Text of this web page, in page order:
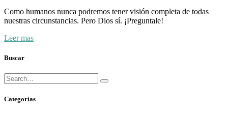
Como humanos nunca podremos tener visión completa de todas
nuestras circunstancias. Pero Dios sí. ¡Preguntale!
Leer mas
Buscar
Búsqueda
para:
Buscar
Categorías